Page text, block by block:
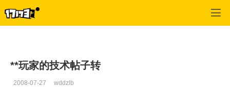
**玩家的技术帖子转
2008-07-27 wddzlb